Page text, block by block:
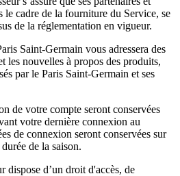
le cadre de la fourniture du Service, se
de la réglementation en vigueur.
Saint-Germain vous adressera des
les nouvelles à propos des produits,
par le Paris Saint-Germain et ses
de votre compte seront conservées
votre dernière connexion au
de connexion seront conservées sur
de la saison.
dispose d’un droit d'accès, de